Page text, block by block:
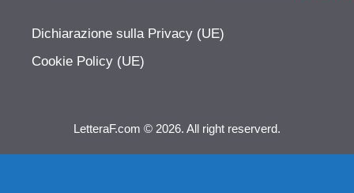
Dichiarazione sulla Privacy (UE)
Cookie Policy (UE)
LetteraF.com © 2026. All right reserverd.